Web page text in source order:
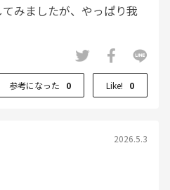
みましたが、やっぱり我
参考になった 0 Like! 0
2026.5.3